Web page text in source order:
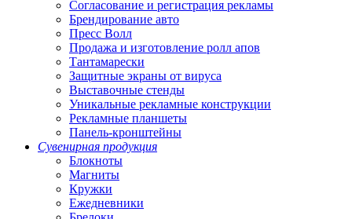
Согласование и регистрация рекламы
Брендирование авто
Пресс Волл
Продажа и изготовление ролл апов
Тантамарески
Защитные экраны от вируса
Выставочные стенды
Уникальные рекламные конструкции
Рекламные планшеты
Панель-кронштейны
Сувенирная продукция
Блокноты
Магниты
Кружки
Ежедневники